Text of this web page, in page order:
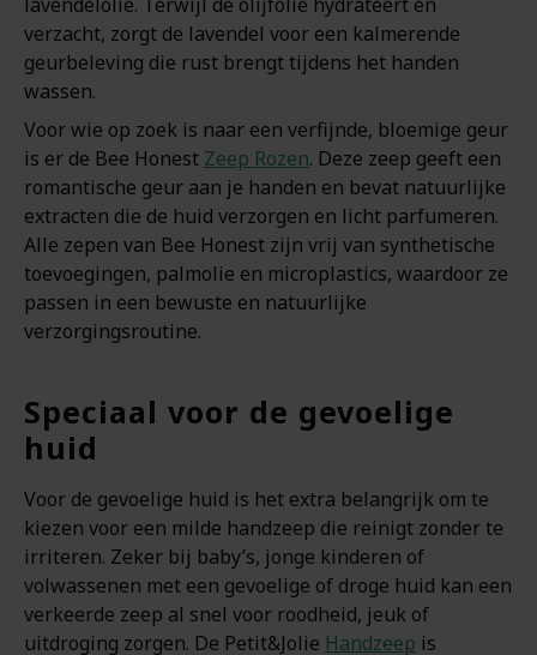
verzacht, zorgt de lavendel voor een kalmerende
geurbeleving die rust brengt tijdens het handen
wassen.
Voor wie op zoek is naar een verfijnde, bloemige geur
is er de Bee Honest Zeep Rozen. Deze zeep geeft een
romantische geur aan je handen en bevat natuurlijke
extracten die de huid verzorgen en licht parfumeren.
Alle zepen van Bee Honest zijn vrij van synthetische
toevoegingen, palmolie en microplastics, waardoor ze
passen in een bewuste en natuurlijke
verzorgingsroutine.
Speciaal voor de gevoelige
huid
Voor de gevoelige huid is het extra belangrijk om te
kiezen voor een milde handzeep die reinigt zonder te
irriteren. Zeker bij baby’s, jonge kinderen of
volwassenen met een gevoelige of droge huid kan een
verkeerde zeep al snel voor roodheid, jeuk of
uitdroging zorgen. De Petit&Jolie Handzeep is